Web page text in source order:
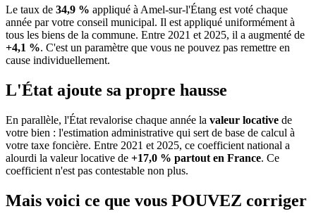
Le taux de 34,9 % appliqué à Amel-sur-l'Étang est voté chaque
année par votre conseil municipal. Il est appliqué uniformément à
tous les biens de la commune. Entre 2021 et 2025, il a augmenté de
+4,1 %. C'est un paramètre que vous ne pouvez pas remettre en
cause individuellement.
L'État ajoute sa propre hausse
En parallèle, l'État revalorise chaque année la valeur locative de
votre bien : l'estimation administrative qui sert de base de calcul à
votre taxe foncière. Entre 2021 et 2025, ce coefficient national a
alourdi la valeur locative de +17,0 % partout en France. Ce
coefficient n'est pas contestable non plus.
Mais voici ce que vous POUVEZ corriger